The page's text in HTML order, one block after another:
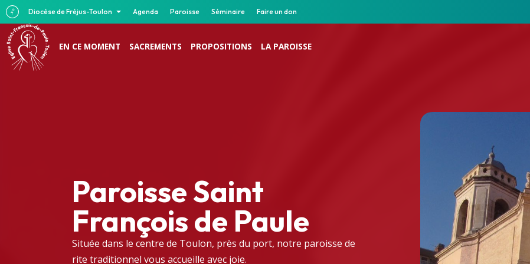
Diocèse de Fréjus-Toulon Agenda Paroisse Séminaire Faire un don
EN CE MOMENT SACREMENTS PROPOSITIONS LA PAROISSE
Paroisse Saint
François de Paule
Située dans le centre de Toulon, près du port, notre paroisse de
rite traditionnel vous accueille avec joie.